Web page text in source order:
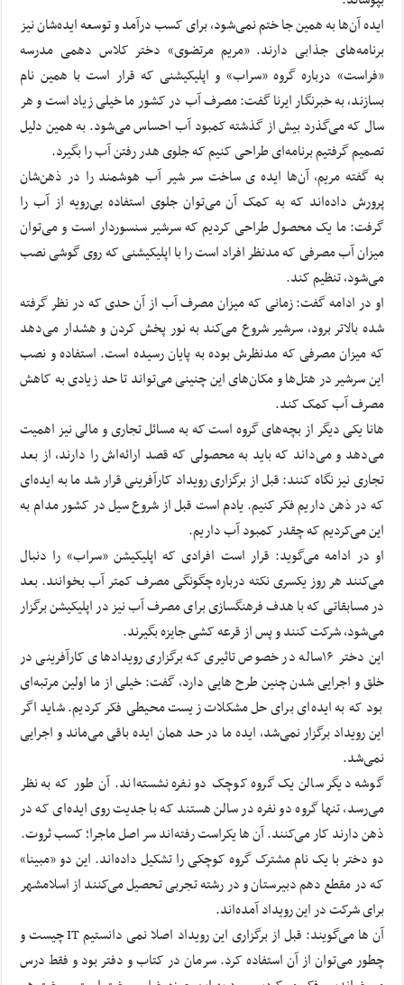
ایده آن‌ها به همین جا ختم نمی‌شود، برای کسب درآمد و توسعه‌ ایده‌شان نیز
برنامه‌های جذابی دارند. «مریم مرتضوی» دختر کلاس دهمی مدرسه
«فراست» درباره گروه «سراب» و اپلیکیشنی که قرار است با همین نام
بسازند، به خبرنگار ایرنا گفت: مصرف آب در کشور ما خیلی زیاد است و هر
سال که می‌گذرد بیش از گذشته کمبود آب احساس می‌شود. به همین دلیل
تصمیم گرفتیم برنامه‌ای طراحی کنیم که جلوی هدر رفتن آب را بگیرد.
به گفته مریم، آن‌ها ایده ی ساخت سر شیر آب هوشمند را در ذهن‌شان
پرورش داده‌اند که به کمک آن می‌توان جلوی استفاده بی‌رویه از آب را
گرفت: ما یک محصول طراحی کردیم که سرشیر سنسوردار است و می‌توان
میزان آب مصرفی که مدنظر افراد است را با اپلیکیشنی که روی گوشی نصب
می‌شود، تنظیم کند.
او در ادامه گفت: زمانی که میزان مصرف آب از آن حدی که در نظر گرفته
شده بالاتر برود، سرشیر شروع می‌کند به نور پخش کردن و هشدار می‌دهد
که میزان مصرفی که مدنظرش بوده به پایان رسیده است. استفاده و نصب
این سرشیر در هتل‌ها و مکان‌های این چنینی می‌تواند تا حد زیادی به کاهش
مصرف آب کمک کند.
هانا یکی دیگر از بچه‌های گروه است که به مسائل تجاری و مالی نیز اهمیت
می‌دهد و می‌داند که باید به محصولی که قصد ارائه‌اش را دارند، از بعد
تجاری نیز نگاه کنند: قبل از برگزاری رویداد کارآفرینی قرار شد ما به ایده‌ای
که در ذهن داریم فکر کنیم. یادم است قبل از شروع سیل در کشور مدام به
این می‌کردیم که چقدر کمبود آب داریم.
او در ادامه می‌گوید: قرار است افرادی که اپلیکیشن «سراب» را دنبال
می‌کنند هر روز یکسری نکته درباره چگونگی مصرف کمتر آب بخوانند. بعد
در مسابقاتی که با هدف فرهنگسازی برای مصرف آب نیز در اپلیکیشن برگزار
می‌شود، شرکت کنند و پس از قرعه کشی جایزه بگیرند.
این دختر ۱۶ساله در خصوص تاثیری که برگزاری رویدادهای کارآفرینی در
خلق و اجرایی شدن چنین طرح هایی دارد، گفت: خیلی از ما اولین مرتبه‌ای
بود که به ایده‌ای برای حل مشکلات زیست محیطی فکر کردیم. شاید اگر
این رویداد برگزار نمی‌شد، ایده ما در حد همان ایده باقی می‌ماند و اجرایی
نمی‌شد.
گوشه دیگر سالن یک گروه کوچک دو نفره نشسته‌اند. آن طور که به نظر
می‌رسد، تنها گروه دو نفره در سالن هستند که با جدیت روی ایده‌ای که در
ذهن دارند کار می‌کنند. آن ها یکراست رفته‌اند سر اصل ماجرا؛ کسب ثروت.
دو دختر با یک نام مشترک گروه کوچکی را تشکیل داده‌اند. این دو «مبینا»
که در مقطع دهم دبیرستان و در رشته تجربی تحصیل می‌کنند از اسلامشهر
برای شرکت در این رویداد آمده‌اند.
آن ها می‌گویند: قبل از برگزاری این رویداد اصلا نمی دانستیم IT چیست و
چطور می‌توان از آن استفاده کرد. سرمان در کتاب و دفتر بود و فقط درس